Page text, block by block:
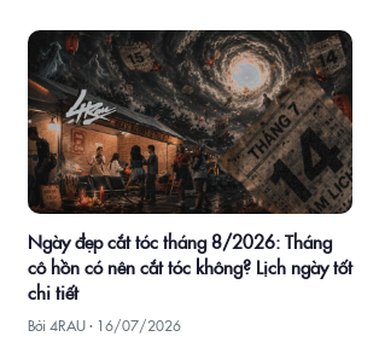
Ngày đẹp cắt tóc tháng 8/2026: Tháng
cô hồn có nên cắt tóc không? Lịch ngày tốt
chi tiết
Bởi 4RAU · 16/07/2026